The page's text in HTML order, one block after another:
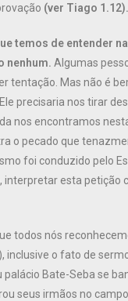
(ver Tiago 1.12).
temos de entender
nenhum. Algumas
tentação. Mas não é
precisaria nos tirar
nos encontramos
o pecado que
foi conduzido pelo
interpretar esta petição
todos nós
inclusive o fato de
palácio Bate-Seba se
seus irmãos no